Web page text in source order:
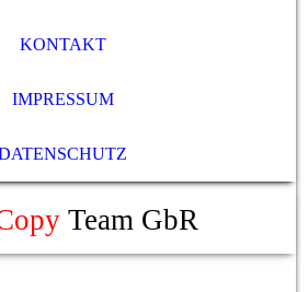
KONTAKT
IMPRESSUM
Team GbR